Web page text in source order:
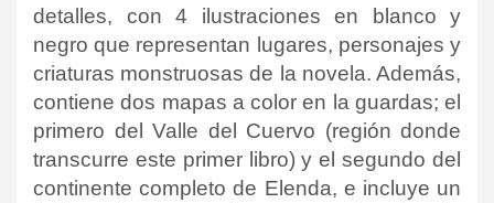
detalles, con 4 ilustraciones en blanco y
negro que representan lugares, personajes y
criaturas monstruosas de la novela. Además,
contiene dos mapas a color en la guardas; el
primero del Valle del Cuervo (región donde
transcurre este primer libro) y el segundo del
continente completo de Elenda, e incluye un